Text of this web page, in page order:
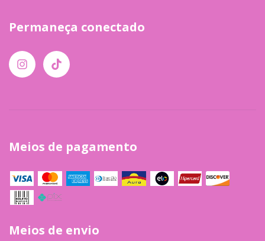
Permaneça conectado
Meios de pagamento
Meios de envio